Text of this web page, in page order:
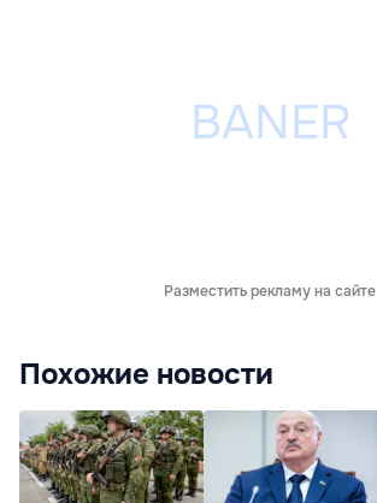
Разместить рекламу на сайте
Похожие новости